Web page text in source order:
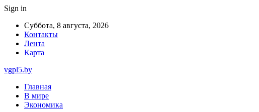
Sign in
Суббота, 8 августа, 2026
Контакты
Лента
Карта
vgpl5.by
Главная
В мире
Экономика